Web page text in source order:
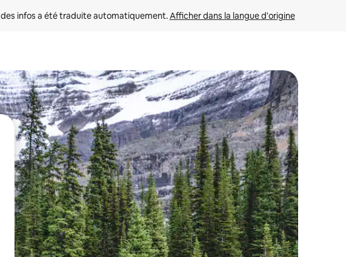
infos a été traduite automatiquement. Afficher dans la langue d'origine
les flèches vers le haut et vers le bas, ou en appuyant dessus et en les faisant glisser.